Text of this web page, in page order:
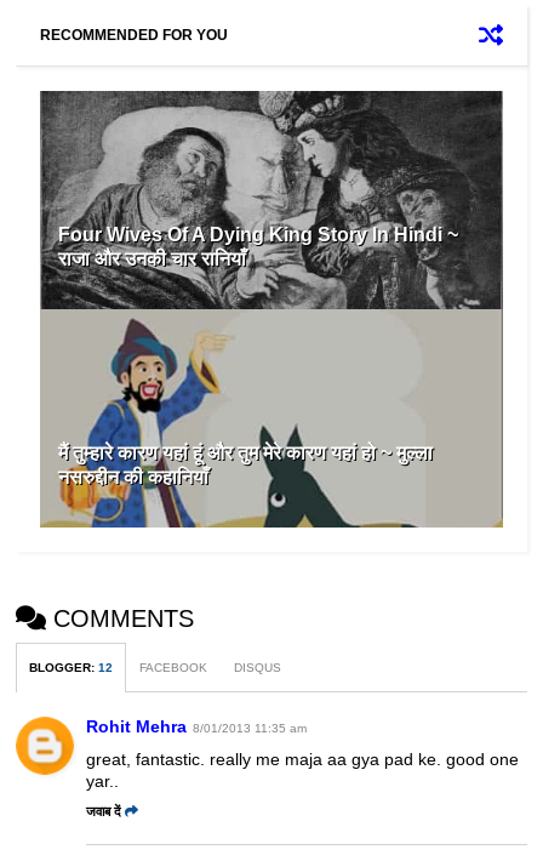
RECOMMENDED FOR YOU
Four Wives Of A Dying King Story In Hindi ~
राजा और उनकी चार रानियाँ
मैं तुम्हारे कारण यहां हूं और तुम मेरे कारण यहां हो ~ मुल्ला
नसरुद्दीन की कहानियाँ
COMMENTS
BLOGGER:12 FACEBOOK DISQUS
Rohit Mehra 8/01/2013 11:35 am
great, fantastic. really me maja aa gya pad ke. good one
yar..
जवाब दें